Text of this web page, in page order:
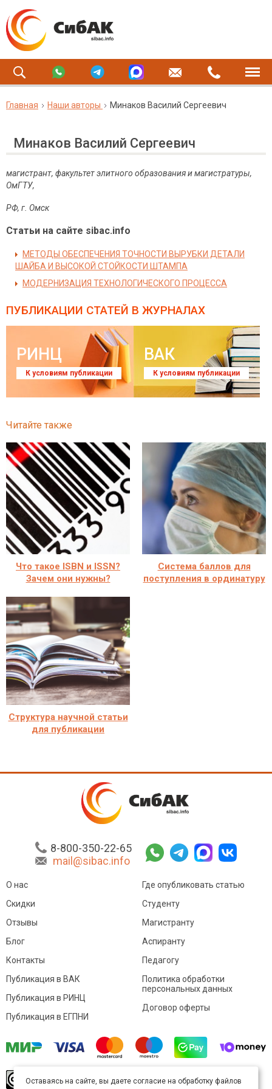
Главная Наши авторы Минаков Василий Сергеевич
Минаков Василий Сергеевич
магистрант, факультет элитного образования и магистратуры,
ОмГТУ,
РФ, г Омск
Статьи на сайте sibac.info
МЕТОДЫ ОБЕСПЕЧЕНИЯ ТОЧНОСТИ ВЫРУБКИ ДЕТАЛИ
ШАЙБА И ВЫСОКОЙ СТОЙКОСТИ ШТАМПА
МОДЕРНИЗАЦИЯ ТЕХНОЛОГИЧЕСКОГО ПРОЦЕССА
ПУБЛИКАЦИИ СТАТЕЙ В ЖУРНАЛАХ
РИНЦ
К условиям публикации
ВАК
К условиям публикации
Читайте также
Что такое ISBN и ISSN?
Зачем они нужны?
Система баллов для
поступления в ординатуру
Структура научной статьи
для публикации
8-800-350-22-65
mail@sibac.info
О нас
Скидки
Отзывы
Блог
Контакты
Где опубликовать статью
Студенту
Магистранту
Аспиранту
Педагогу
Публикация в ВАК
Публикация в РИНЦ
Публикация в ЕГПНИ
Политика обработки
персональных данных
Договор оферты
произведение доступно полицензии Creative
Оставаясь на сайте, вы даете согласие на обработку файлов